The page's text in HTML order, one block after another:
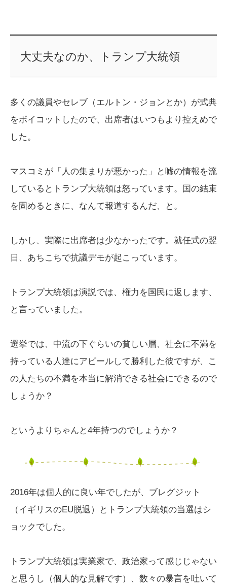
大丈夫なのか、トランプ大統領
多くの議員やセレブ（エルトン・ジョンとか）が式典
をボイコットしたので、出席者はいつもより控えめで
した。
マスコミが「人の集まりが悪かった」と嘘の情報を流
しているとトランプ大統領は怒っています。国の結束
を固めるときに、なんて報道するんだ、と。
しかし、実際に出席者は少なかったです。就任式の翌
日、あちこちで抗議デモが起こっています。
トランプ大統領は演説では、権力を国民に返します、
と言っていました。
選挙では、中流の下ぐらいの貧しい層、社会に不満を
持っている人達にアピールして勝利した彼ですが、こ
の人たちの不満を本当に解消できる社会にできるので
しょうか？
というよりちゃんと4年持つのでしょうか？
2016年は個人的に良い年でしたが、ブレグジット
（イギリスのEU脱退）とトランプ大統領の当選はシ
ョックでした。
トランプ大統領は実業家で、政治家って感じじゃない
と思うし（個人的な見解です）、数々の暴言を吐いて